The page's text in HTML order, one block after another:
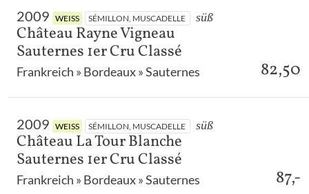
2009 WEISS SÉMILLON, MUSCADELLE süß
Château Rayne Vigneau
Sauternes 1er Cru Classé
Frankreich » Bordeaux » Sauternes 82,50
2009 WEISS SÉMILLON, MUSCADELLE süß
Château La Tour Blanche
Sauternes 1er Cru Classé
Frankreich » Bordeaux » Sauternes 87,-